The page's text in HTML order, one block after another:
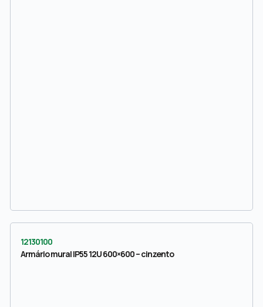
12130100
Armário mural IP55 12U 600×600 – cinzento